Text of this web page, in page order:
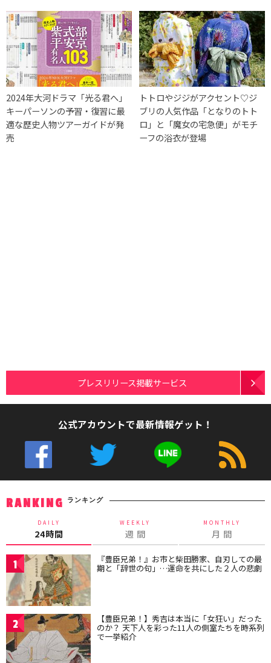
2024年大河ドラマ「光る君へ」
キーパーソンの予習・復習に最
適な歴史人物ツアーガイドが発
売
トトロやジジがアクセント♡ジ
ブリの人気作品「となりのトト
ロ」と「魔女の宅急便」がモチ
ーフの浴衣が登場
プレスリリース掲載サービス
公式アカウントで最新情報ゲット！
RANKING ランキング
DAILY
24時間
WEEKLY
週 間
MONTHLY
月 間
1 『豊臣兄弟！』お市と柴田勝家、自刃しての最
期と「辞世の句」…運命を共にした２人の悲劇
2 【豊臣兄弟！】秀吉は本当に「女狂い」だった
のか？ 天下人を彩った11人の側室たちを時系列
で一挙紹介